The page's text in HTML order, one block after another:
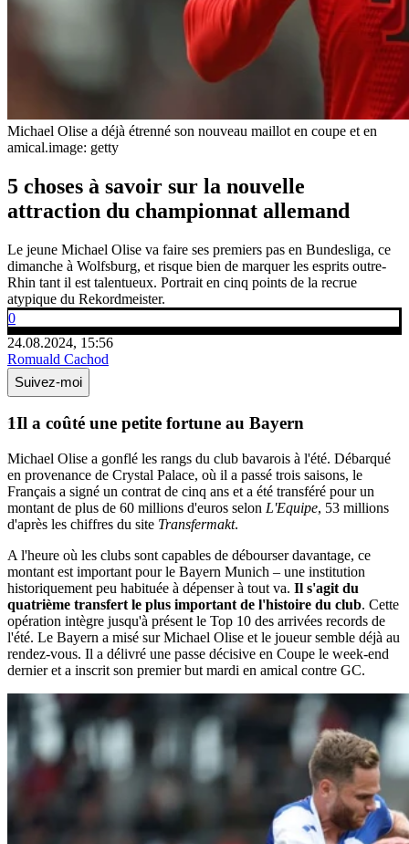
Michael Olise a déjà étrenné son nouveau maillot en coupe et en
amical.image: getty
5 choses à savoir sur la nouvelle
attraction du championnat allemand
Le jeune Michael Olise va faire ses premiers pas en Bundesliga, ce
dimanche à Wolfsburg, et risque bien de marquer les esprits outre-
Rhin tant il est talentueux. Portrait en cinq points de la recrue
atypique du Rekordmeister.
0
24.08.2024, 15:56
Romuald Cachod
Suivez-moi
Il a coûté une petite fortune au Bayern
Michael Olise a gonflé les rangs du club bavarois à l'été. Débarqué
en provenance de Crystal Palace, où il a passé trois saisons, le
Français a signé un contrat de cinq ans et a été transféré pour un
montant de plus de 60 millions d'euros selon L'Equipe, 53 millions
d'après les chiffres du site Transfermakt.
A l'heure où les clubs sont capables de débourser davantage, ce
montant est important pour le Bayern Munich – une institution
historiquement peu habituée à dépenser à tout va. Il s'agit du
quatrième transfert le plus important de l'histoire du club. Cette
opération intègre jusqu'à présent le Top 10 des arrivées records de
l'été. Le Bayern a misé sur Michael Olise et le joueur semble déjà au
rendez-vous. Il a délivré une passe décisive en Coupe le week-end
dernier et a inscrit son premier but mardi en amical contre GC.